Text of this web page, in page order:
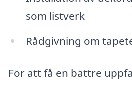
som listverk
Rådgivning om
För att få en bättre